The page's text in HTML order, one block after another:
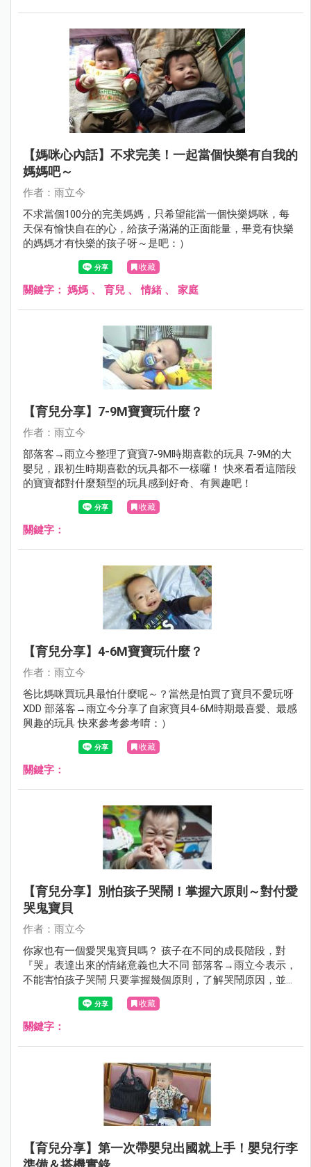
【媽咪心內話】不求完美！一起當個快樂有自我的
媽媽吧～
作者：雨立今
不求當個100分的完美媽媽，只希望能當一個快樂媽咪，每
天保有愉快自在的心，給孩子滿滿的正面能量，畢竟有快樂
的媽媽才有快樂的孩子呀～是吧：）
收藏
關鍵字： 媽媽 、 育兒 、情緒 、 家庭
【育兒分享】7-9M寶寶玩什麼？
作者：雨立今
部落客→雨立今整理了寶寶7-9M時期喜歡的玩具 7-9M的大
嬰兒，跟初生時期喜歡的玩具都不一樣囉！ 快來看看這階段
的寶寶都對什麼類型的玩具感到好奇、有興趣吧！
收藏
關鍵字：
【育兒分享】4-6M寶寶玩什麼？
作者：雨立今
爸比媽咪買玩具最怕什麼呢～？當然是怕買了寶貝不愛玩呀
XDD 部落客→雨立今分享了自家寶貝4-6M時期最喜愛、最感
興趣的玩具 快來參考參考唷：）
收藏
關鍵字：
【育兒分享】別怕孩子哭鬧！掌握六原則～對付愛
哭鬼寶貝
作者：雨立今
你家也有一個愛哭鬼寶貝嗎？ 孩子在不同的成長階段，對
『哭』表達出來的情緒意義也大不同 部落客→雨立今表示，
不能害怕孩子哭鬧 只要掌握幾個原則，了解哭鬧原因，並與
孩子溫和的溝通 孩子的學習能力是很好的～必定能在情緒過
後而有所成長喔！
收藏
關鍵字：
【育兒分享】第一次帶嬰兒出國就上手！嬰兒行李